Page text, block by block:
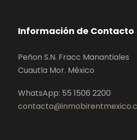
Información de Contacto
Peñon S.N. Fracc Manantiales
Cuautla Mor. México
WhatsApp: 55 1506 2200